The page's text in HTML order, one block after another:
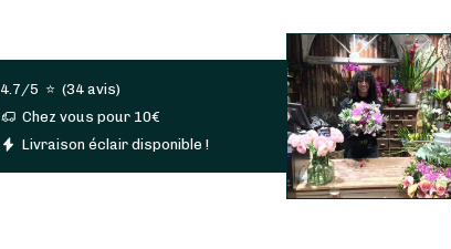
4.7/5 ⭐ (34 avis)
Chez vous pour 10€
Livraison éclair disponible !